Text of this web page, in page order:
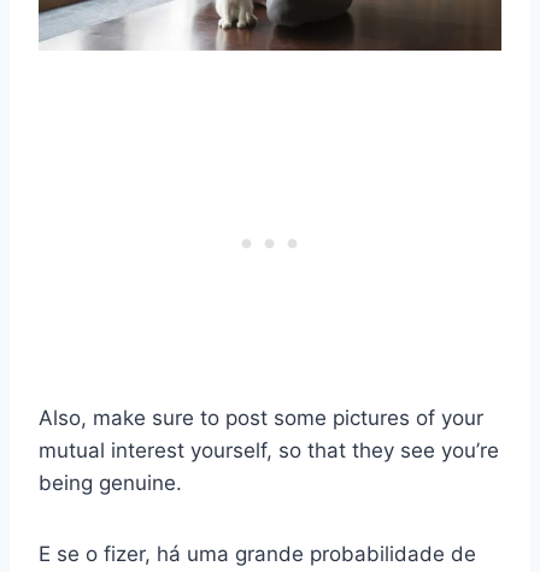
Also, make sure to post some pictures of your
mutual interest yourself, so that they see you’re
being genuine.
E se o fizer, há uma grande probabilidade de